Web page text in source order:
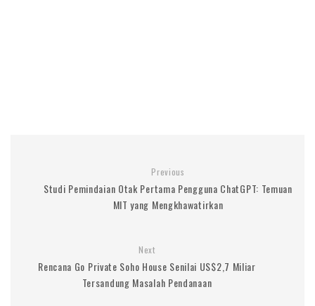
Previous
Studi Pemindaian Otak Pertama Pengguna ChatGPT: Temuan
MIT yang Mengkhawatirkan
Next
Rencana Go Private Soho House Senilai US$2,7 Miliar
Tersandung Masalah Pendanaan